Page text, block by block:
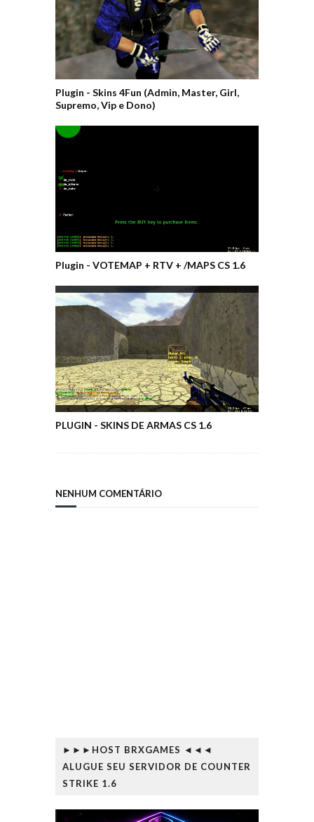
Plugin - Skins 4Fun (Admin, Master, Girl,
Supremo, Vip e Dono)
Plugin - VOTEMAP + RTV + /MAPS CS 1.6
PLUGIN - SKINS DE ARMAS CS 1.6
NENHUM COMENTÁRIO
►►►HOST BRXGAMES ◄◄◄
ALUGUE SEU SERVIDOR DE COUNTER
STRIKE 1.6